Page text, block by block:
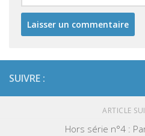
SUIVRE :
ARTICLE
Hors série n°4 :